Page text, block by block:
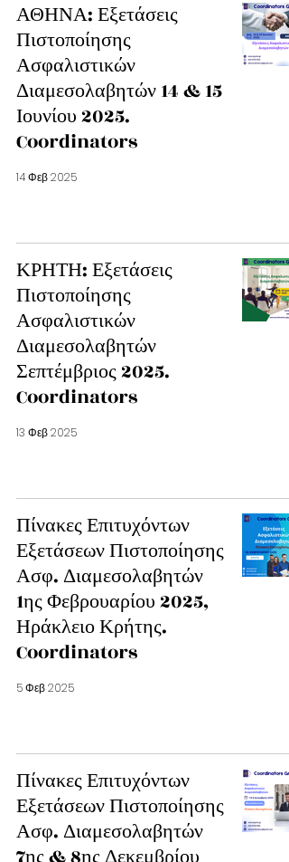
ΑΘΗΝΑ: Εξετάσεις
Πιστοποίησης
Ασφαλιστικών
Διαμεσολαβητών 14 & 15
Ιουνίου 2025.
Coordinators
14 Φεβ 2025
ΚΡΗΤΗ: Εξετάσεις
Πιστοποίησης
Ασφαλιστικών
Διαμεσολαβητών
Σεπτέμβριος 2025.
Coordinators
13 Φεβ 2025
Πίνακες Επιτυχόντων
Εξετάσεων Πιστοποίησης
Ασφ. Διαμεσολαβητών
1ης Φεβρουαρίου 2025,
Ηράκλειο Κρήτης.
Coordinators
5 Φεβ 2025
Πίνακες Επιτυχόντων
Εξετάσεων Πιστοποίησης
Ασφ. Διαμεσολαβητών